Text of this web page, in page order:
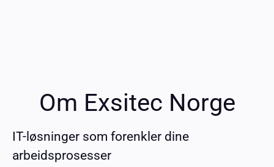
Om Exsitec Norge
IT-løsninger som forenkler dine
arbeidsprosesser